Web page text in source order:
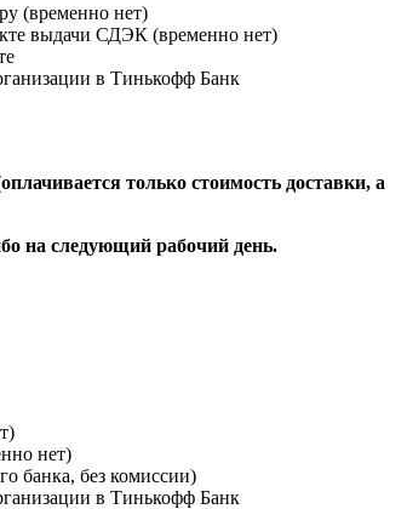
(временно нет)
выдачи СДЭК (временно нет)
в Тинькофф Банк
только стоимость доставки, а
на следующий рабочий день.
нет)
банка, без комиссии)
в Тинькофф Банк